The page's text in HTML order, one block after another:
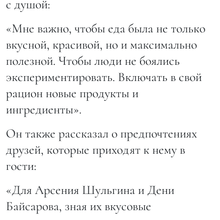
с душой:
«Мне важно, чтобы еда была не только
вкусной, красивой, но и максимально
полезной. Чтобы люди не боялись
экспериментировать. Включать в свой
рацион новые продукты и
ингредиенты».
Он также рассказал о предпочтениях
друзей, которые приходят к нему в
гости:
«Для Арсения Шульгина и Дени
Байсарова, зная их вкусовые